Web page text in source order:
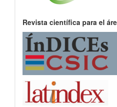
Revista científica para el